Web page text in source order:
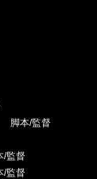
脚本/監督
/監督
/監督